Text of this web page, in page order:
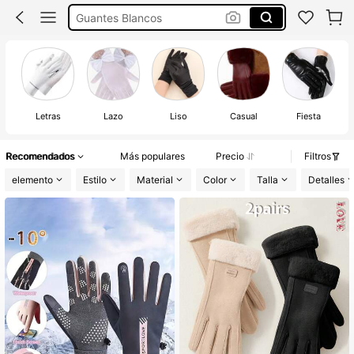
Guantes Blancos
Guantes
Letras Lazo Liso Casual Fiesta
Recomendados Más populares Precio
Filtros
elemento
Estilo Material Color Talla Detalles